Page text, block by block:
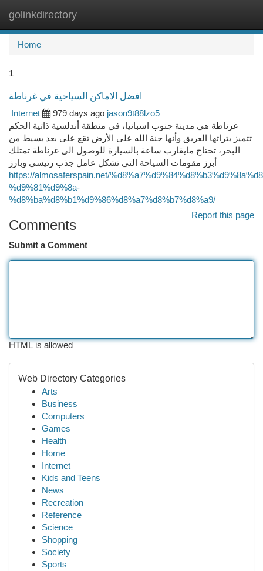
golinkdirectory
Home
1
افضل الاماكن السياحية في غرناطة
Internet
979 days ago jason9t88lzo5
غرناطة هي مدينة جنوب اسبانيا، في منطقة أندلسية ذاتية الحكم
تتميز بتراثها العريق وأنها جنة الله على الأرض تقع على بعد بسيط من
البحر، تحتاج مايقارب ساعة بالسيارة للوصول الى غرناطة تمتلك
أبرز مقومات السياحة التي تشكل عامل جذب رئيسي وبارز
https://almosaferspain.net/
%d9%81%d9%8a-
%d8%ba%d8%b1%d9%86%d8%a7%d8%b7%d8%a9/
Report this page
Comments
Submit a Comment
HTML is allowed
Web Directory Categories
Arts
Business
Computers
Games
Health
Home
Internet
Kids and Teens
News
Recreation
Reference
Science
Shopping
Society
Sports